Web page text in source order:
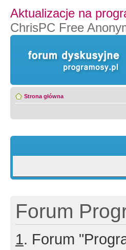
Aktualizacje na
ChrisPC Free
Strona główna
Forum
1. Forum